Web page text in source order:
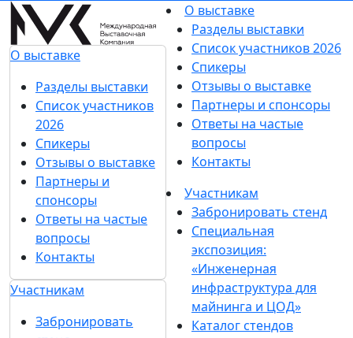
О выставке
Разделы выставки
Список участников
2026
Спикеры
Отзывы о выставке
Партнеры и
спонсоры
Ответы на частые
вопросы
Контакты
Участникам
Забронировать
О выставке
Разделы выставки
Список участников 2026
Спикеры
Отзывы о выставке
Партнеры и спонсоры
Ответы на частые
вопросы
Контакты
Участникам
Забронировать стенд
Специальная
экспозиция:
«Инженерная
инфраструктура для
майнинга и ЦОД»
Каталог стендов